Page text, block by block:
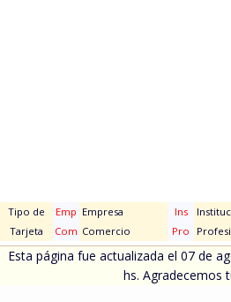
Tipo de
Tarjeta
Emp Empresa Ins
Com Comercio Pro
Esta página fue actualizada el 07 de
hs. Agradecemos